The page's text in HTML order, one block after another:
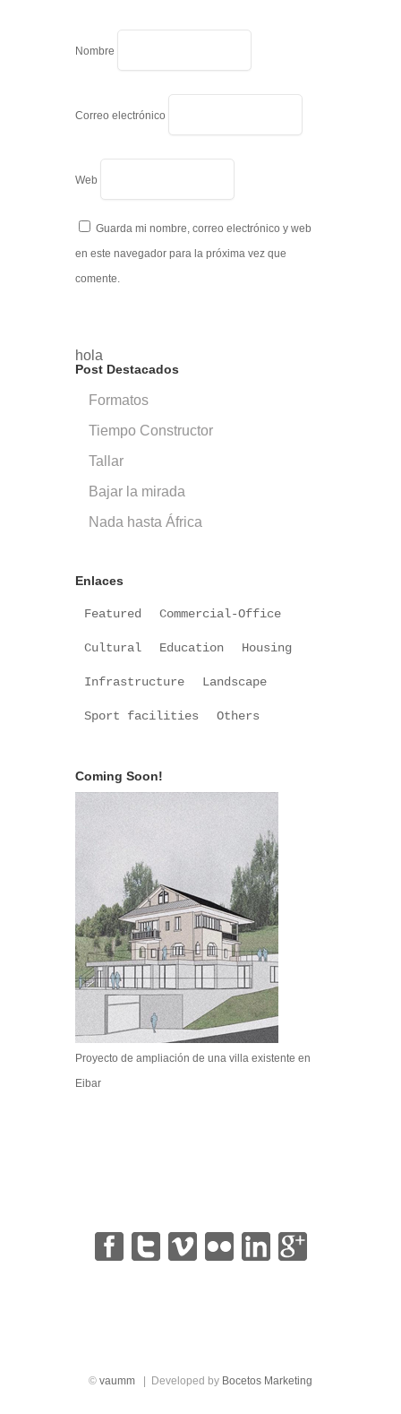
Nombre
Correo electrónico
Web
Guarda mi nombre, correo electrónico y web
en este navegador para la próxima vez que
comente.
hola
Post Destacados
Formatos
Tiempo Constructor
Tallar
Bajar la mirada
Nada hasta África
Enlaces
Featured Commercial-Office
Cultural Education Housing
Infrastructure Landscape
Sport facilities Others
Coming Soon!
Proyecto de ampliación de una villa existente en
Eibar
| | | | |
© vaumm | Developed by Bocetos Marketing